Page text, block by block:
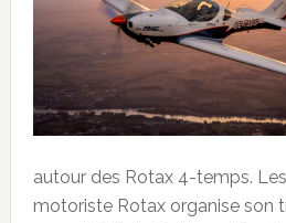
autour des Rotax 4-temps.
motoriste Rotax organise son